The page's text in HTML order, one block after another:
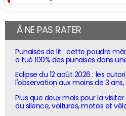
À NE PAS RATER
Punaises de lit : cette poudre
a tué 100% des punaises dans
Eclipse du 12 août 2026 : les
l'observation aux moins de 3
Plus que deux mois pour la visiter
du silence, voitures, motos et